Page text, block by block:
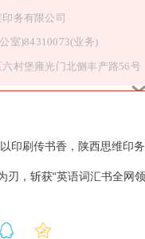
务有限公司
室)84310073(业务)
村堡雍光门北侧丰产路56号
印刷传书香，陕西思维印
刃，斩获“英语词汇书全网